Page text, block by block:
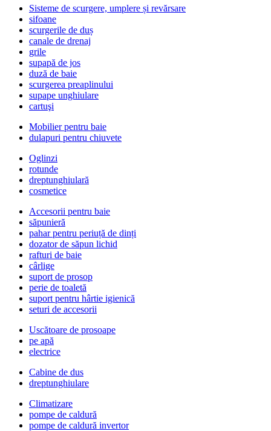
Sisteme de scurgere, umplere și revărsare
sifoane
scurgerile de duș
canale de drenaj
grile
supapă de jos
duză de baie
scurgerea preaplinului
supape unghiulare
cartuşi
Mobilier pentru baie
dulapuri pentru chiuvete
Oglinzi
rotunde
dreptunghiulară
cosmetice
Accesorii pentru baie
săpunieră
pahar pentru periuță de dinți
dozator de săpun lichid
rafturi de baie
cârlige
suport de prosop
perie de toaletă
suport pentru hârtie igienică
seturi de accesorii
Uscătoare de prosoape
pe apă
electrice
Cabine de dus
dreptunghiulare
Climatizare
pompe de caldură
pompe de caldură invertor